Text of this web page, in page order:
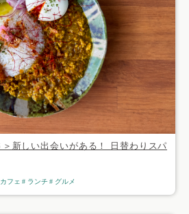
＞新しい出会いがある！ 日替わりスパ
カフェ ランチ グルメ